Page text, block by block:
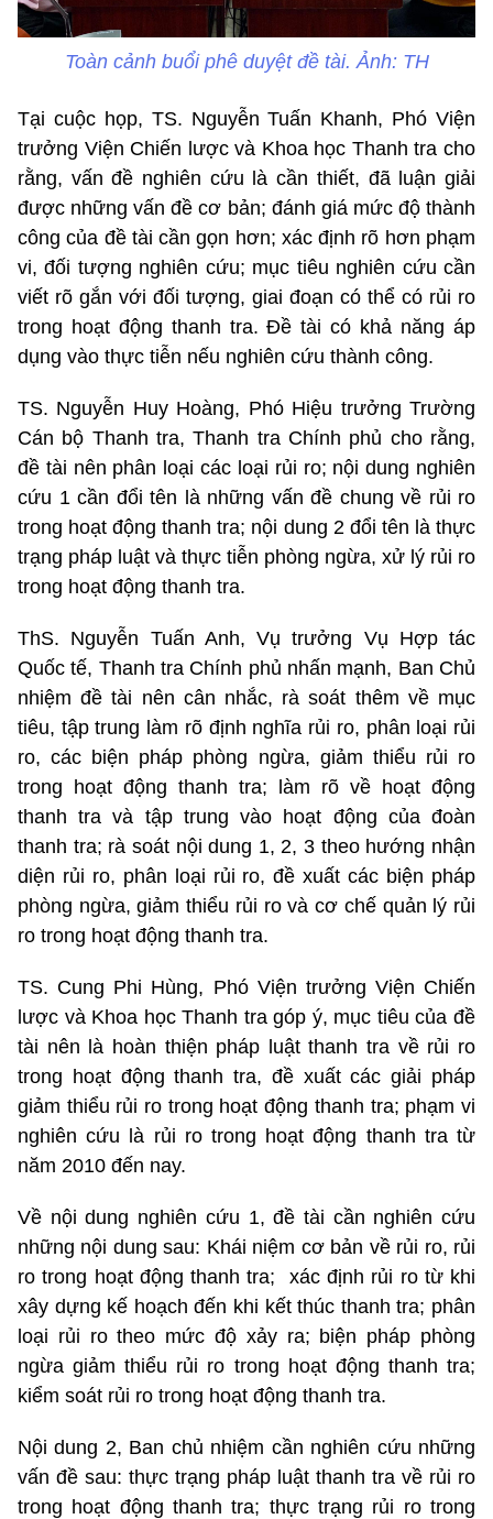
Toàn cảnh buổi phê duyệt đề tài. Ảnh: TH
Tại cuộc họp, TS. Nguyễn Tuấn Khanh, Phó Viện
trưởng Viện Chiến lược và Khoa học Thanh tra cho
rằng, vấn đề nghiên cứu là cần thiết, đã luận giải
được những vấn đề cơ bản; đánh giá mức độ thành
công của đề tài cần gọn hơn; xác định rõ hơn phạm
vi, đối tượng nghiên cứu; mục tiêu nghiên cứu cần
viết rõ gắn với đối tượng, giai đoạn có thể có rủi ro
trong hoạt động thanh tra. Đề tài có khả năng áp
dụng vào thực tiễn nếu nghiên cứu thành công.
TS. Nguyễn Huy Hoàng, Phó Hiệu trưởng Trường
Cán bộ Thanh tra, Thanh tra Chính phủ cho rằng,
đề tài nên phân loại các loại rủi ro; nội dung nghiên
cứu 1 cần đổi tên là những vấn đề chung về rủi ro
trong hoạt động thanh tra; nội dung 2 đổi tên là thực
trạng pháp luật và thực tiễn phòng ngừa, xử lý rủi ro
trong hoạt động thanh tra.
ThS. Nguyễn Tuấn Anh, Vụ trưởng Vụ Hợp tác
Quốc tế, Thanh tra Chính phủ nhấn mạnh, Ban Chủ
nhiệm đề tài nên cân nhắc, rà soát thêm về mục
tiêu, tập trung làm rõ định nghĩa rủi ro, phân loại rủi
ro, các biện pháp phòng ngừa, giảm thiểu rủi ro
trong hoạt động thanh tra; làm rõ về hoạt động
thanh tra và tập trung vào hoạt động của đoàn
thanh tra; rà soát nội dung 1, 2, 3 theo hướng nhận
diện rủi ro, phân loại rủi ro, đề xuất các biện pháp
phòng ngừa, giảm thiểu rủi ro và cơ chế quản lý rủi
ro trong hoạt động thanh tra.
TS. Cung Phi Hùng, Phó Viện trưởng Viện Chiến
lược và Khoa học Thanh tra góp ý, mục tiêu của đề
tài nên là hoàn thiện pháp luật thanh tra về rủi ro
trong hoạt động thanh tra, đề xuất các giải pháp
giảm thiểu rủi ro trong hoạt động thanh tra; phạm vi
nghiên cứu là rủi ro trong hoạt động thanh tra từ
năm 2010 đến nay.
Về nội dung nghiên cứu 1, đề tài cần nghiên cứu
những nội dung sau: Khái niệm cơ bản về rủi ro, rủi
ro trong hoạt động thanh tra; xác định rủi ro từ khi
xây dựng kế hoạch đến khi kết thúc thanh tra; phân
loại rủi ro theo mức độ xảy ra; biện pháp phòng
ngừa giảm thiểu rủi ro trong hoạt động thanh tra;
kiểm soát rủi ro trong hoạt động thanh tra.
Nội dung 2, Ban chủ nhiệm cần nghiên cứu những
vấn đề sau: thực trạng pháp luật thanh tra về rủi ro
trong hoạt động thanh tra; thực trạng rủi ro trong